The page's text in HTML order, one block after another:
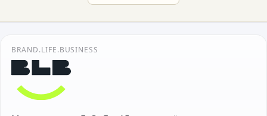
BRAND.LIFE.BUSINESS